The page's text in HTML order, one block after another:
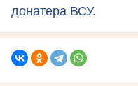
донатера ВСУ.